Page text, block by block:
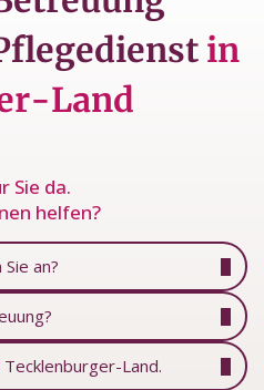
in
Land
Sie da.
helfen?
an?
Land.